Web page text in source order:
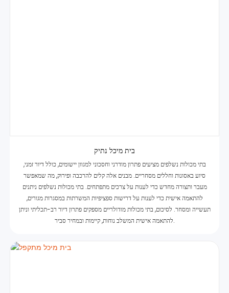
בית מיכל נתיק
בתי מכולות נשלפים מציעים פתרון מודרני וחסכוני למגוון יישומים, כולל דיור זמני,
סיוע באסונות וחללים מסחריים. מבנים אלה קלים להרכבה ופירוק, מה שמאפשר
מעבר ותצורה מחדש כדי לענות על צרכים מתפתחים. בתי מכולות נשלפים ניתנים
להתאמה אישית כדי לענות על דרישות ספציפיות המשרתות במסגרות מגורים,
תעשייה ומסחר. לסיכום, בתי מכולות מודולריים מספקים פתרון דיור רב-תכליתי וניתן
להתאמה אישית המשלב נוחות, קיימות ובמחיר סביר.